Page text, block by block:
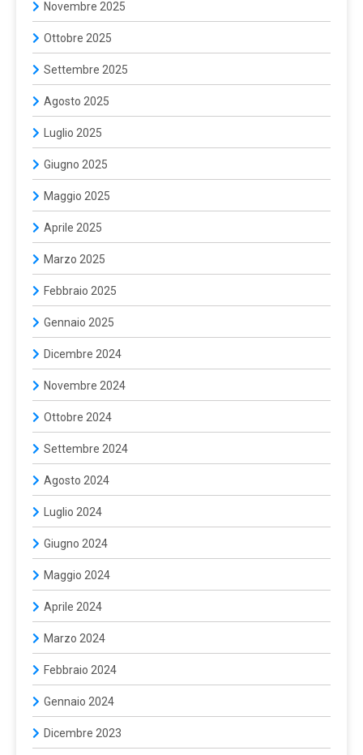
Novembre 2025
Ottobre 2025
Settembre 2025
Agosto 2025
Luglio 2025
Giugno 2025
Maggio 2025
Aprile 2025
Marzo 2025
Febbraio 2025
Gennaio 2025
Dicembre 2024
Novembre 2024
Ottobre 2024
Settembre 2024
Agosto 2024
Luglio 2024
Giugno 2024
Maggio 2024
Aprile 2024
Marzo 2024
Febbraio 2024
Gennaio 2024
Dicembre 2023